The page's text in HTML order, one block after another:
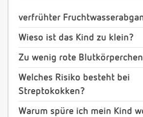
verfrühter
Wieso ist das Kind zu klein?
Zu wenig rote
Welches Risiko besteht bei
Streptokokken?
Warum spüre ich mein Kind